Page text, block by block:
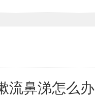
流鼻涕怎么办